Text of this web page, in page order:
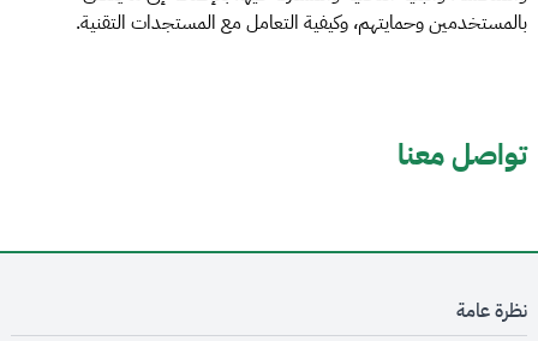
بالمستخدمين وحمايتهم، وكيفية التعامل مع المستجدات التقنية.
تواصل معنا
نظرة عامة